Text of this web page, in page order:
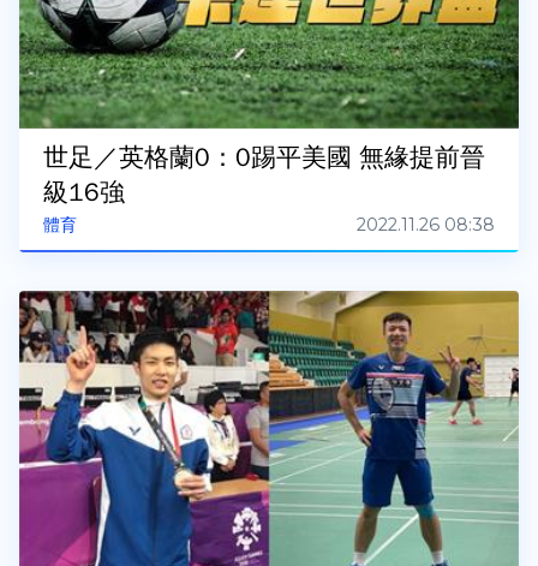
體育
世足／英格蘭0：0踢平美國 無緣提前晉
級16強
2022.11.26 08:38